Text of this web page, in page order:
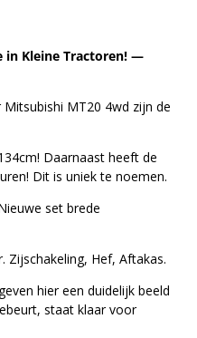
in Kleine Tractoren! —
MT20 4wd zijn de
Daarnaast heeft de
Dit is uniek te noemen.
set brede
Zijschakeling, Hef, Aftakas.
hier een duidelijk beeld
staat klaar voor